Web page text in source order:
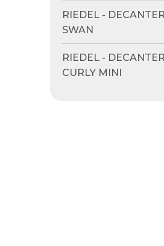
RIEDEL - DECANTER
SWAN
RIEDEL - DECANTER
CURLY MINI